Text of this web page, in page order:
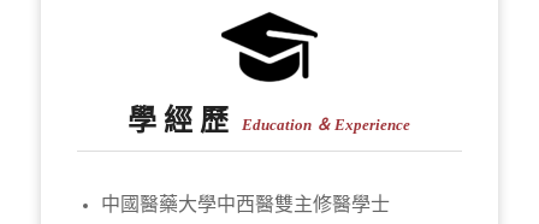
學 經 歷 Education ＆ Experience
中國醫藥大學中西醫雙主修醫學士